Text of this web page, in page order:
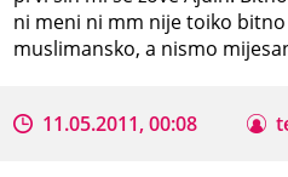
ni meni ni mm nije toiko
muslimansko, a nismo
11.05.2011, 00:08